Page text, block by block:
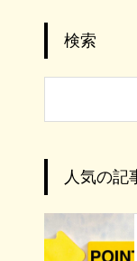
検索
人気の記